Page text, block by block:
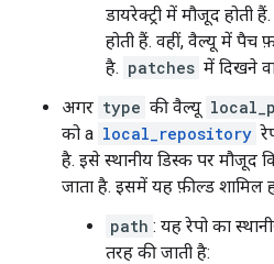
डायरेक्ट्री में मौजूद
होती हैं. वहीं, वैल्यू में पैच
है. patches में दिखने
अगर type की वैल्यू
को a local_repository
है. इसे स्थानीय डिस्क पर मौजूद
जाता है. इसमें यह फ़ील्ड शामिल
path : यह रेपो का
तरह की जाती है: